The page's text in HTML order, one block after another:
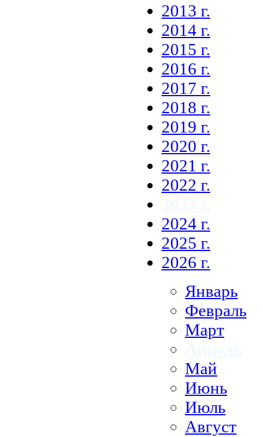
2013 г.
2014 г.
2015 г.
2016 г.
2017 г.
2018 г.
2019 г.
2020 г.
2021 г.
2022 г.
2024 г.
2025 г.
2026 г.
Январь
Февраль
Март
Май
Июнь
Июль
Август